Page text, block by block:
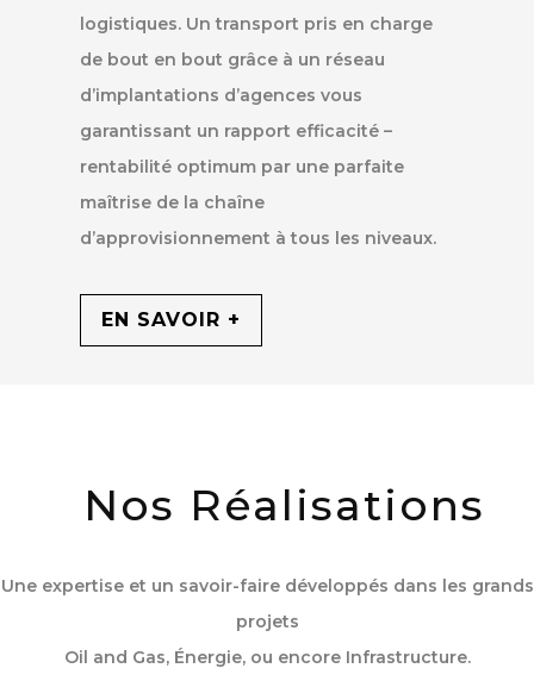
logistiques. Un transport pris en charge
de bout en bout grâce à un réseau
d’implantations d’agences vous
garantissant un rapport efficacité –
rentabilité optimum par une parfaite
maîtrise de la chaîne
d’approvisionnement à tous les niveaux.
EN SAVOIR +
Nos Réalisations
Une expertise et un savoir-faire développés dans les grands
projets
Oil and Gas, Énergie, ou encore Infrastructure.